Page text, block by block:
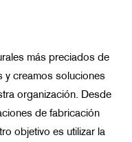
más preciados de
y creamos soluciones
organización. Desde
de fabricación
objetivo es utilizar la